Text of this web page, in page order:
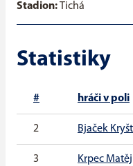
Stadion:Tichá
Statistiky
# hráči v poli
2 Bjaček
3 Krpec Matěj